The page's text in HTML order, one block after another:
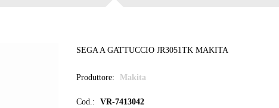
SEGA A GATTUCCIO JR3051TK MAKITA
Produttore: Makita
Cod.: VR-7413042